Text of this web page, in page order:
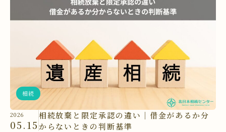
相続
2026
05.15
相続放棄と限定承認の違い｜借金があるか分
からないときの判断基準